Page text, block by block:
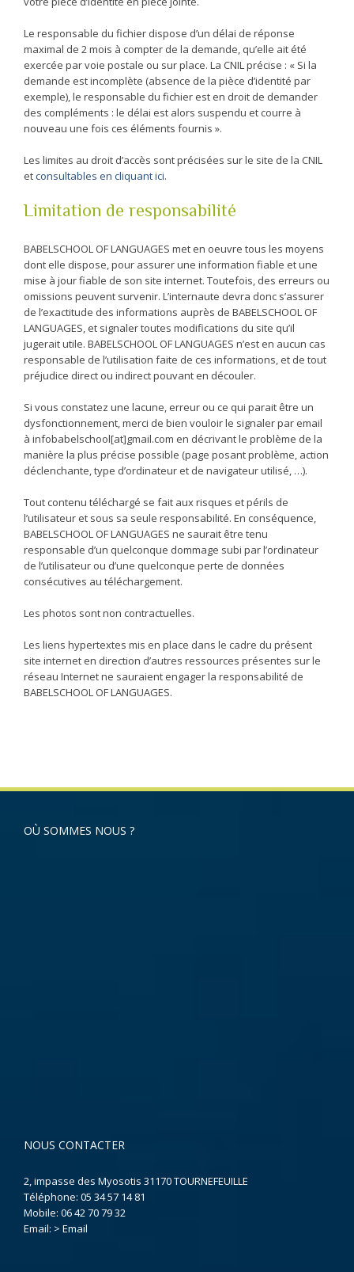
Le responsable du fichier dispose d’un délai de réponse
maximal de 2 mois à compter de la demande, qu’elle ait été
exercée par voie postale ou sur place. La CNIL précise : « Si la
demande est incomplète (absence de la pièce d’identité par
exemple), le responsable du fichier est en droit de demander
des compléments : le délai est alors suspendu et courre à
nouveau une fois ces éléments fournis ».
Les limites au droit d’accès sont précisées sur le site de la CNIL
etconsultables en cliquant ici.
Limitation de responsabilité
BABELSCHOOL OF LANGUAGES met en oeuvre tous les moyens
dont elle dispose, pour assurer une information fiable et une
mise à jour fiable de son site internet. Toutefois, des erreurs ou
omissions peuvent survenir. L’internaute devra donc s’assurer
de l’exactitude des informations auprès de BABELSCHOOL OF
LANGUAGES, et signaler toutes modifications du site qu’il
jugerait utile. BABELSCHOOL OF LANGUAGES n’est en aucun cas
responsable de l’utilisation faite de ces informations, et de tout
préjudice direct ou indirect pouvant en découler.
Si vous constatez une lacune, erreur ou ce qui parait être un
dysfonctionnement, merci de bien vouloir le signaler par email
à infobabelschool[at]gmail.com en décrivant le problème de la
manière la plus précise possible (page posant problème, action
déclenchante, type d’ordinateur et de navigateur utilisé, …).
Tout contenu téléchargé se fait aux risques et périls de
l’utilisateur et sous sa seule responsabilité. En conséquence,
BABELSCHOOL OF LANGUAGES ne saurait être tenu
responsable d’un quelconque dommage subi par l’ordinateur
de l’utilisateur ou d’une quelconque perte de données
consécutives au téléchargement.
Les photos sont non contractuelles.
Les liens hypertextes mis en place dans le cadre du présent
site internet en direction d’autres ressources présentes sur le
réseau Internet ne sauraient engager la responsabilité de
BABELSCHOOL OF LANGUAGES.
OÙ SOMMES NOUS ?
NOUS CONTACTER
2, impasse des Myosotis 31170 TOURNEFEUILLE
Téléphone: 05 34 57 14 81
Mobile: 06 42 70 79 32
Email: > Email